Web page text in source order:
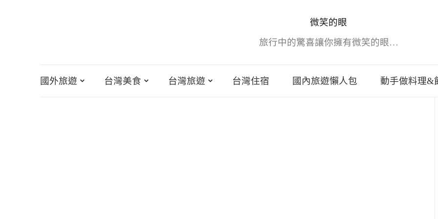
微笑的眼
旅行中的驚喜讓你擁有微笑的眼…
國外旅遊 台灣美食 台灣旅遊 台灣住宿 國內旅遊懶人包 動手做料理&